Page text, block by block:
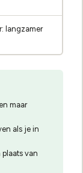
langzamer
maar
als je in
plaats van